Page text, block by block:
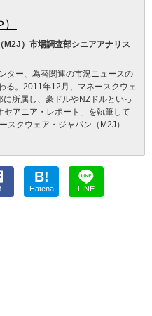
）市場調査部シニアアナリス
ター、為替関連の市況ニュースの
る。2011年12月、マネースクウェ
所属し、豪ドルやNZドルといっ
アニア・レポート」を執筆して
スクウェア・ジャパン（M2J）
B!
Hatena LINE